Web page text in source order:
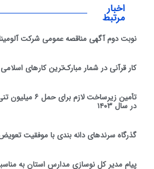
اخبار
مرتبط
نوبت دوم آگهی مناقصه عمومی شرکت
کار قرآنی در شمار مبارک‌ترین کارهای
تأمین زیرساخت
در سال ۱۴۰۳
گذرگاه سرندهای دانه ‌بندی با موفقیت
پیام مدیر کل نوسازی مدارس استان به